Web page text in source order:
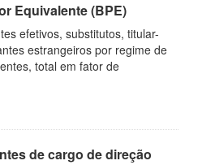
Equivalente (BPE)
efetivos, substitutos, titular-
estrangeiros por regime de
total em fator de
de cargo de direção